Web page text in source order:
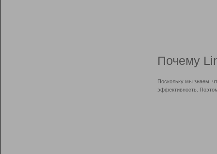
Почему
Поскольку мы знаем,
эффективность.